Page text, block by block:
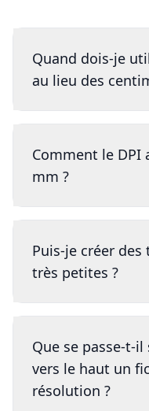
Quand dois-je
au lieu des
Comment le
mm ?
Puis-je créer
très petites ?
Que se passe-t-
vers le haut un
résolution ?